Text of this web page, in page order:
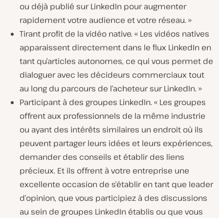
ou déjà publié sur LinkedIn pour augmenter
rapidement votre audience et votre réseau. »
Tirant profit de la vidéo native. « Les vidéos natives
apparaissent directement dans le flux LinkedIn en
tant qu’articles autonomes, ce qui vous permet de
dialoguer avec les décideurs commerciaux tout
au long du parcours de l’acheteur sur LinkedIn. »
Participant à des groupes LinkedIn. « Les groupes
offrent aux professionnels de la même industrie
ou ayant des intérêts similaires un endroit où ils
peuvent partager leurs idées et leurs expériences,
demander des conseils et établir des liens
précieux. Et ils offrent à votre entreprise une
excellente occasion de s’établir en tant que leader
d’opinion, que vous participiez à des discussions
au sein de groupes LinkedIn établis ou que vous